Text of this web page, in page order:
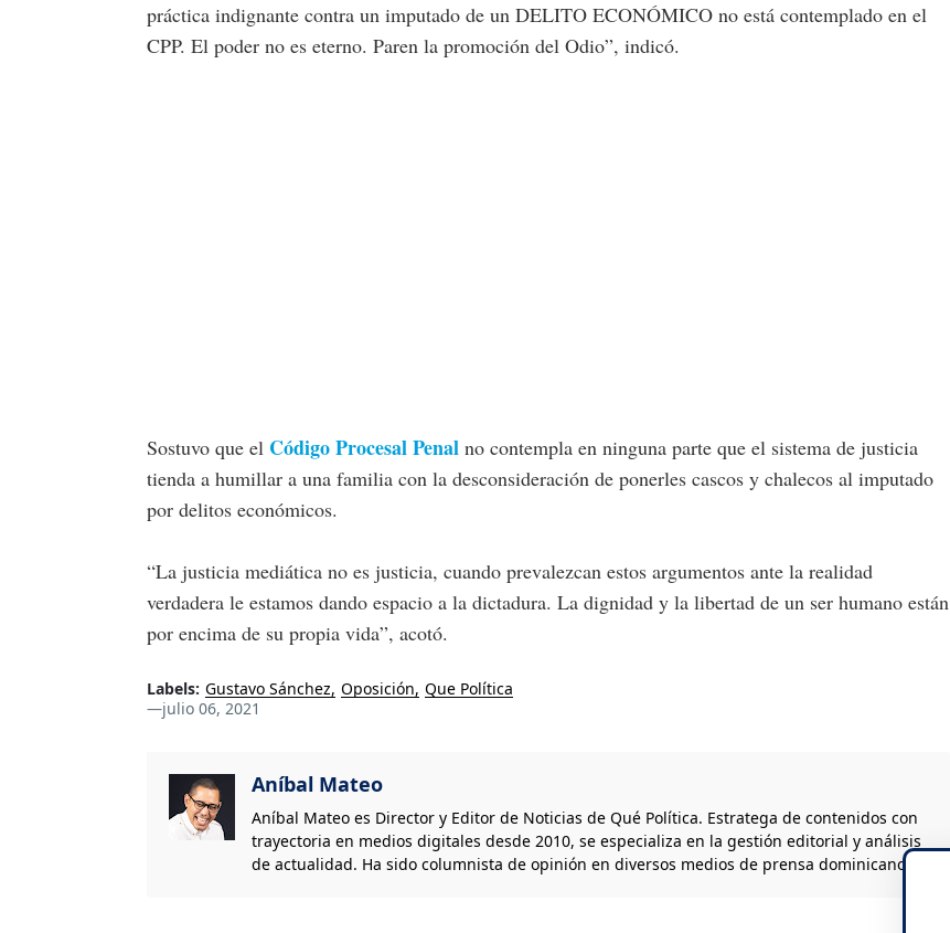
práctica indignante contra un imputado de un DELITO ECONÓMICO no está contemplado en el
CPP. El poder no es eterno. Paren la promoción del Odio”, indicó.
Sostuvo que el Código Procesal Penal no contempla en ninguna parte que el sistema de justicia
tienda a humillar a una familia con la desconsideración de ponerles cascos y chalecos al imputado
por delitos económicos.
“La justicia mediática no es justicia, cuando prevalezcan estos argumentos ante la realidad
verdadera le estamos dando espacio a la dictadura. La dignidad y la libertad de un ser humano están
por encima de su propia vida”, acotó.
Labels: Gustavo Sánchez Oposición Que Política
—julio 06, 2021
Aníbal Mateo
Aníbal Mateo es Director y Editor de Noticias de Qué Política. Estratega de contenidos con
trayectoria en medios digitales desde 2010, se especializa en la gestión editorial y análisis
de actualidad. Ha sido columnista de opinión en diversos medios de prensa dominicanos.